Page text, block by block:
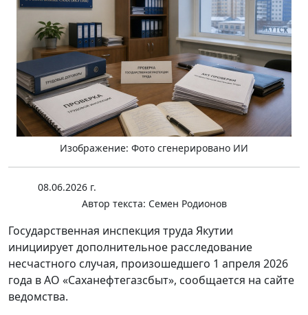
Изображение: Фото сгенерировано ИИ
08.06.2026 г.
Автор текста: Семен Родионов
Государственная инспекция труда Якутии
инициирует дополнительное расследование
несчастного случая, произошедшего 1 апреля 2026
года в АО «Саханефтегазсбыт», сообщается на сайте
ведомства.